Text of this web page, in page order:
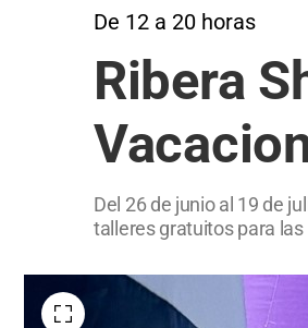
De 12 a 20 horas
Ribera
Del 26 de junio al 19 de
talleres gratuitos para